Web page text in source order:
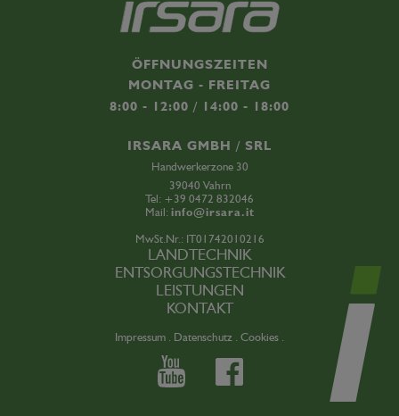
ÖFFNUNGSZEITEN
MONTAG - FREITAG
8:00 - 12:00 / 14:00 - 18:00
IRSARA GMBH / SRL
Handwerkerzone 30
39040 Vahrn
Tel: +39 0472 832046
Mail: info@irsara.it
MwSt.Nr.: IT01742010216
LANDTECHNIK
ENTSORGUNGSTECHNIK
LEISTUNGEN
KONTAKT
Impressum . Datenschutz . Cookies .